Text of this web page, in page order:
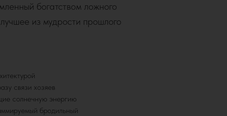
богатством ложного
из мудрости прошлого
связи хозяев
солнечную энергию
бродильный